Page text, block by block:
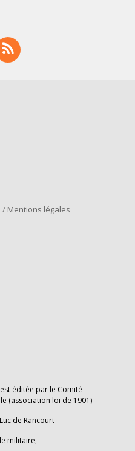
Mentions légales
éditée par le Comité
(association loi de 1901)
de Rancourt
militaire,